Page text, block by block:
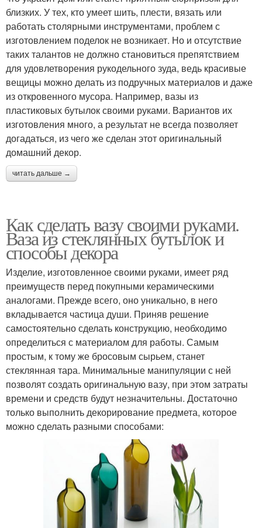
близких. У тех, кто умеет шить, плести, вязать или
работать столярными инструментами, проблем с
изготовлением поделок не возникает. Но и отсутствие
таких талантов не должно становиться препятствием
для удовлетворения рукодельного зуда, ведь красивые
вещицы можно делать из подручных материалов и даже
из откровенного мусора. Например, вазы из
пластиковых бутылок своими руками. Вариантов их
изготовления много, а результат не всегда позволяет
догадаться, из чего же сделан этот оригинальный
домашний декор.
читать дальше →
Как сделать вазу своими руками.
Ваза из стеклянных бутылок и
способы декора
Изделие, изготовленное своими руками, имеет ряд
преимуществ перед покупными керамическими
аналогами. Прежде всего, оно уникально, в него
вкладывается частица души. Приняв решение
самостоятельно сделать конструкцию, необходимо
определиться с материалом для работы. Самым
простым, к тому же бросовым сырьем, станет
стеклянная тара. Минимальные манипуляции с ней
позволят создать оригинальную вазу, при этом затраты
времени и средств будут незначительны. Достаточно
только выполнить декорирование предмета, которое
можно сделать разными способами: